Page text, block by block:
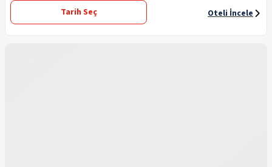
Tarih Seç
Oteli İncele